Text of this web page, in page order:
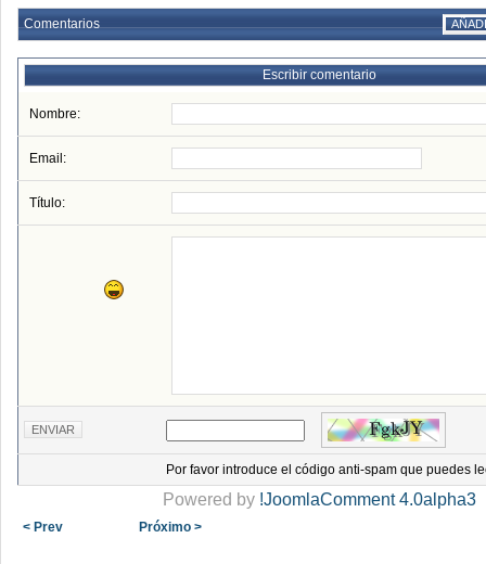
Comentarios
Escribir comentario
Nombre:
Email:
Título:
Por favor introduce el código anti-spam que puedes
Powered by !JoomlaComment 4.0alpha3
< Prev Próximo >